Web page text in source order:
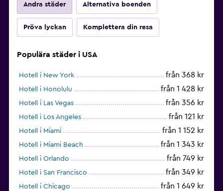
Andra städer Alternativa boenden
Pröva lyckan Komplettera din resa
Populära städer i USA
Hotell i New York från 368 kr
Hotell i Honolulu från 1 428 kr
Hotell i Las Vegas från 356 kr
Hotell i Los Angeles från 121 kr
Hotell i Miami från 1 152 kr
Hotell i Miami Beach från 1 343 kr
Hotell i Orlando från 749 kr
Hotell i San Francisco från 349 kr
Hotell i Chicago från 1 649 kr